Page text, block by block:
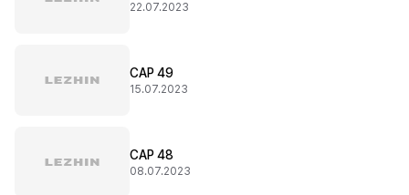
22.07.2023
CAP 49
15.07.2023
CAP 48
08.07.2023